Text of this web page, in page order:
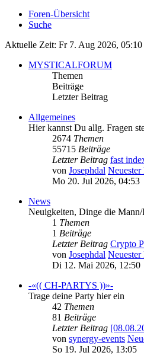
Foren-Übersicht
Suche
Aktuelle Zeit: Fr 7. Aug 2026, 05:10
MYSTICALFORUM
Themen
Beiträge
Letzter Beitrag
Allgemeines
Hier kannst Du allg. Fragen
2674 Themen
55715 Beiträge
Letzter Beitrag fast
von Josephdal Neuester
Mo 20. Jul 2026, 04:53
News
Neuigkeiten, Dinge die Mann/
1 Themen
1 Beiträge
Letzter Beitrag Crypto
von Josephdal Neuester
Di 12. Mai 2026, 12:50
-«(( CH-PARTYS ))»-
Trage deine Party hier ein
42 Themen
81 Beiträge
Letzter Beitrag
von synergy-events
So 19. Jul 2026, 13:05